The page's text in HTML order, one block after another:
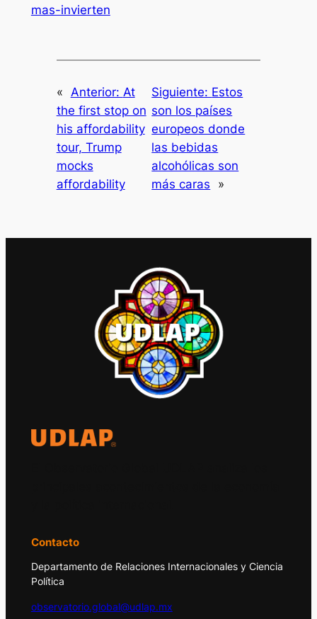
mas-invierten
« Anterior: At
the first stop on
his affordability
tour, Trump
mocks
affordability
Siguiente: Estos
son los países
europeos donde
las bebidas
alcohólicas son
más caras
»
Contacto
Departamento de Relaciones Internacionales y Ciencia
Política
observatorio.global@udlap.mx